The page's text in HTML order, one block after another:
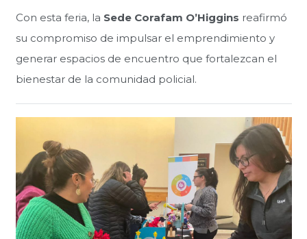
Con esta feria, la Sede Corafam O’Higgins reafirmó
su compromiso de impulsar el emprendimiento y
generar espacios de encuentro que fortalezcan el
bienestar de la comunidad policial.